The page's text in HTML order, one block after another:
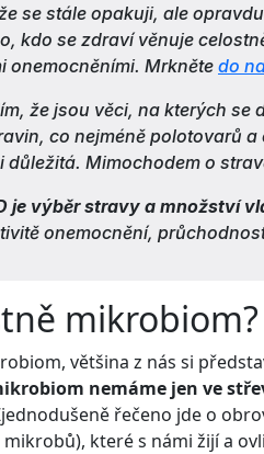
se stále opakuji, ale
kdo se zdraví věnuje
onemocněními. Mrknětedo
že jsou věci, na kterých
co nejméně polotovarů
důležitá. Mimochodem o
je výběr stravy a množství
onemocnění,
mikrobiom?
většina z nás si
nemáme jen ve
řečeno jde o
které s námi žijí a